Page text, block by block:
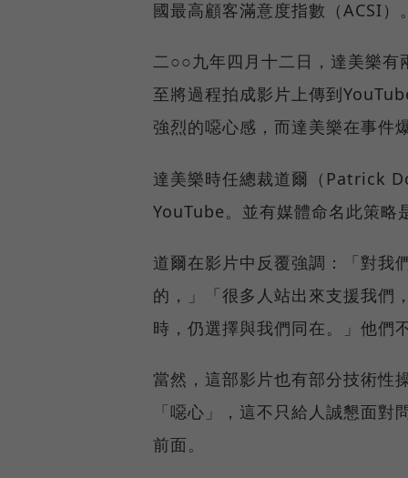
國最高顧客滿意度指數（ACSI）
二○○九年四月十二日，達美樂有
至將過程拍成影片上傳到
強烈的噁心感，而達美樂在事件
達美樂時任總裁道爾（Patrick
YouTube。並有媒體命名此策略
道爾在影片中反覆強調：「對我
的，」「很多人站出來支援我們
時，仍選擇與我們同在。」他們
當然，這部影片也有部分技術性
「噁心」，這不只給人誠懇面
前面。